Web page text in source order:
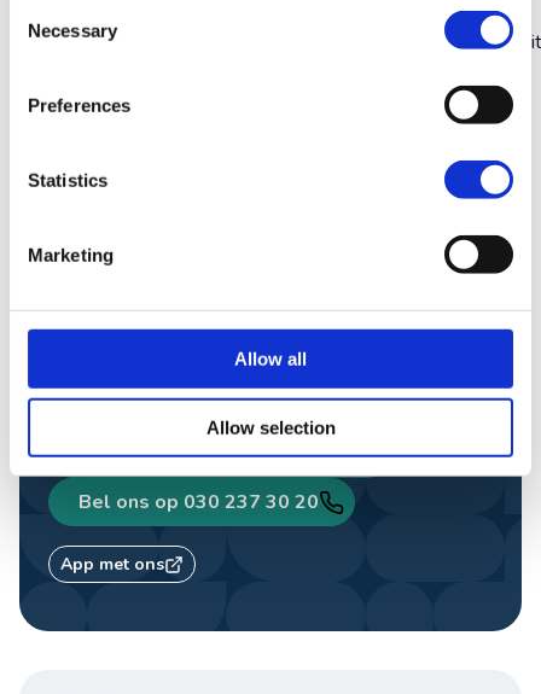
Selection
Necessary
Preferences
Statistics
Marketing
Allow all
Allow selection
Lead Digital & Innovation
Nino
Lead
reisadvies?
Een van onze travel designers helpt je graag
verder.
Gratis reisvoorstel aanvragen
Bel ons op 030 237 30 20
App met ons